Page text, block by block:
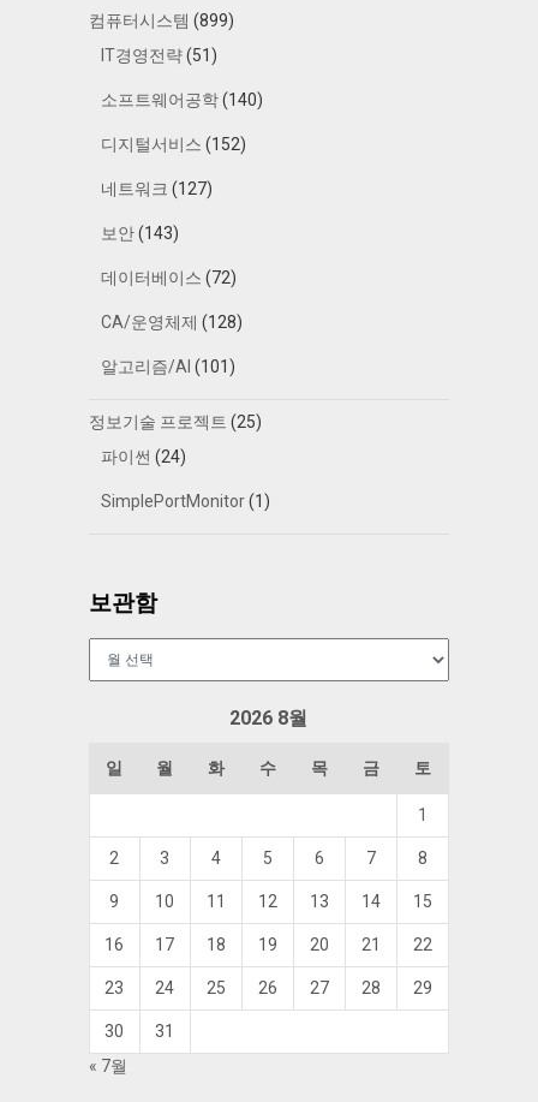
컴퓨터시스템 (899)
IT경영전략(51)
소프트웨어공학(140)
디지털서비스 (152)
네트워크 (127)
보안(143)
데이터베이스 (72)
CA/운영체제 (128)
알고리즘/AI (101)
정보기술 프로젝트 (25)
파이썬 (24)
SimplePortMonitor(1)
보관함
2026 8월
일 월 화 수 목 금 토
1
2 3 4 5 6 7 8
9 10 11 12 13 14 15
16 17 18 19 20 21 22
23 24 25 26 27 28 29
30
31
« 7월